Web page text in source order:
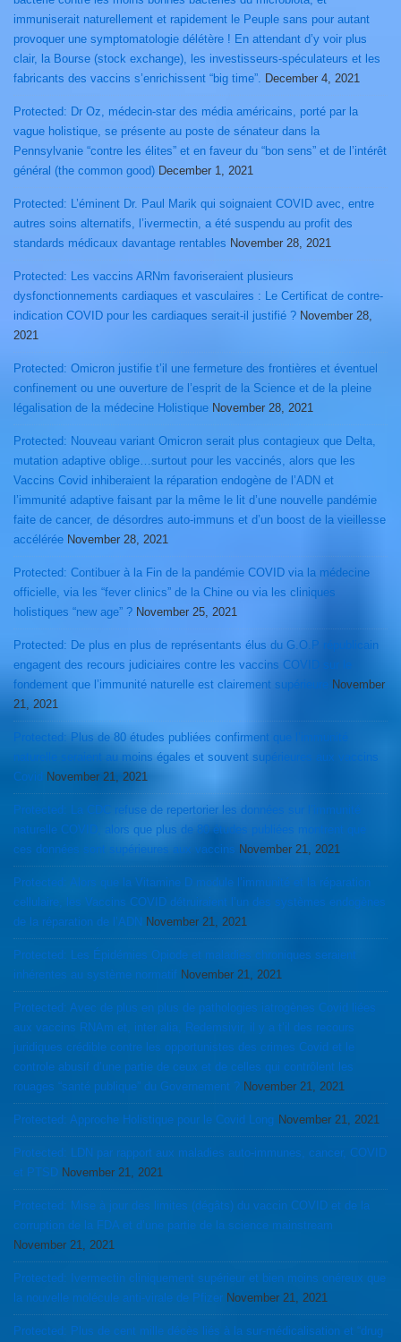
immuniserait naturellement et rapidement le Peuple sans pour autant
provoquer une symptomatologie délétère ! En attendant d’y voir plus
clair, la Bourse (stock exchange), les investisseurs-spéculateurs et les
fabricants des vaccins s’enrichissent “big time”. December 4, 2021
Protected: Dr Oz, médecin-star des média américains, porté par la
vague holistique, se présente au poste de sénateur dans la
Pennsylvanie “contre les élites” et en faveur du “bon sens” et de l’intérêt
général (the common good) December 1, 2021
Protected: L’éminent Dr. Paul Marik qui soignaient COVID avec, entre
autres soins alternatifs, l’ivermectin, a été suspendu au profit des
standards médicaux davantage rentables November 28, 2021
Protected: Les vaccins ARNm favoriseraient plusieurs
dysfonctionnements cardiaques et vasculaires : Le Certificat de contre-
indication COVID pour les cardiaques serait-il justifié ? November 28,
2021
Protected: Omicron justifie t’il une fermeture des frontières et éventuel
confinement ou une ouverture de l’esprit de la Science et de la pleine
légalisation de la médecine Holistique November 28, 2021
Protected: Nouveau variant Omicron serait plus contagieux que Delta,
mutation adaptive oblige…surtout pour les vaccinés, alors que les
Vaccins Covid inhiberaient la réparation endogène de l’ADN et
l’immunité adaptive faisant par la même le lit d’une nouvelle pandémie
faite de cancer, de désordres auto-immuns et d’un boost de la vieillesse
accélérée November 28, 2021
Protected: Contibuer à la Fin de la pandémie COVID via la médecine
officielle, via les “fever clinics” de la Chine ou via les cliniques
holistiques “new age” ? November 25, 2021
Protected: De plus en plus de représentants élus du G.O.P républicain
engagent des recours judiciaires contre les vaccins COVID sur le
fondement que l’immunité naturelle est clairement supérieure November
21, 2021
Protected: Plus de 80 études publiées confirment que l’immunité
naturelle seraient au moins égales et souvent supérieures aux vaccins
Covid November 21, 2021
Protected: La CDC refuse de repertorier les données sur l’immunité
naturelle COVID, alors que plus de 80 études publiées montrent que
ces données sont supérieures aux vaccins November 21, 2021
Protected: Alors que la Vitamine D module l’immunité et la réparation
cellulaire, les Vaccins COVID détruiraient l’un des systèmes endogènes
de la réparation de l’ADN November 21, 2021
Protected: Les Épidémies Opiode et maladies chroniques seraient
inhérentes au système normatif November 21, 2021
Protected: Avec de plus en plus de pathologies iatrogènes Covid liées
aux vaccins RNAm et, inter alia, Redemsivir, il y a t’il des recours
juridiques crédible contre les opportunistes des crimes Covid et le
controle abusif d’une partie de ceux et de celles qui contrôlent les
rouages “santé publique” du Governement ? November 21, 2021
Protected: Approche Holistique pour le Covid Long November 21, 2021
Protected: LDN par rapport aux maladies auto-immunes, cancer, COVID
et PTSD November 21, 2021
Protected: Mise à jour des limites (dégâts) du vaccin COVID et de la
corruption de la FDA et d’une partie de la science mainstream
November 21, 2021
Protected: Ivermectin cliniquement supérieur et bien moins onéreux que
la nouvelle molécule anti-virale de Pfizer November 21, 2021
Protected: Plus de cent mille décès liés à la sur-médicalisation et “drug